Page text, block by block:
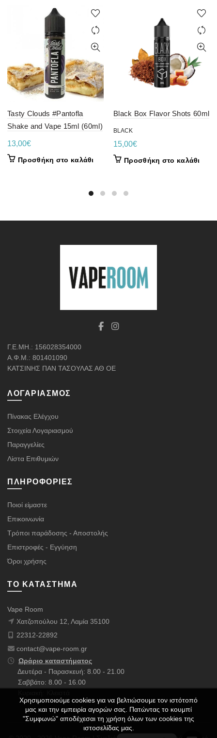
Tasty Clouds #Pantofla
Shake and Vape 15ml (60ml)
13,00€
Προσθήκη στο καλάθι
Black Box Flavor Shots 60ml
BLACK
15,00€
Προσθήκη στο καλάθι
Γ.Ε.ΜΗ.: 156028354000
Α.Φ.Μ.: 801401090
ΚΑΤΣΙΝΗΣ ΠΑΝ ΤΑΣΟΥΛΑΣ ΑΘ ΟΕ
ΛΟΓΑΡΙΑΣΜΌΣ
Πίνακας Ελέγχου
Στοιχεία Λογαριασμού
Παραγγελίες
Λίστα Επιθυμιών
ΠΛΗΡΟΦΟΡΊΕΣ
Ποιοί είμαστε
Επικοινωνία
Τρόποι παράδοσης - Αποστολής
Επιστροφές - Εγγύηση
Όροι χρήσης
ΤΟ ΚΑΤΆΣΤΗΜΑ
Vape Room
Χατζοπούλου 12, Λαμία 35100
22312-22892
contact@vape-room.gr
Ωράριο καταστήματος
Δευτέρα - Παρασκευή: 8.00 - 21.00
Σαββάτο: 8.00 - 16.00
Χρησιμοποιούμε cookies για να βελτιώσουμε τον ιστότοπό
μας και την εμπειρία αγορών σας. Πατώντας το κουμπί
"Συμφωνώ" αποδέχεσαι τη χρήση όλων των cookies της
ιστοσελίδας μας.